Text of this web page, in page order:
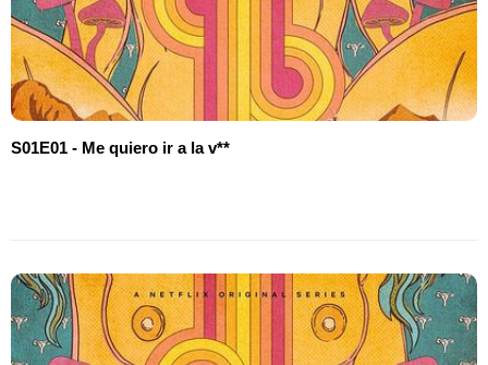
S01E01 - Me quiero ir a la v**